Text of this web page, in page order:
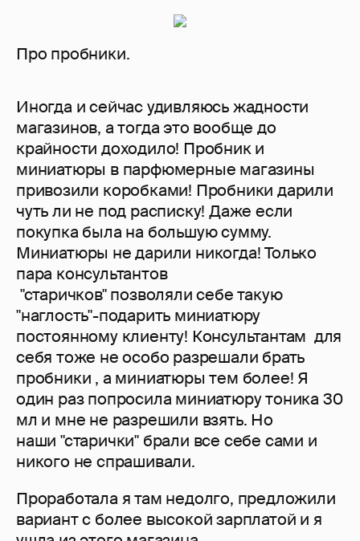
Про пробники.
Иногда и сейчас удивляюсь жадности
магазинов, а тогда это вообще до
крайности доходило! Пробник и
миниатюры в парфюмерные магазины
привозили коробками! Пробники дарили
чуть ли не под расписку! Даже если
покупка была на большую сумму.
Миниатюры не дарили никогда! Только
пара консультантов
"старичков" позволяли себе такую
"наглость"-подарить миниатюру
постоянному клиенту! Консультантам для
себя тоже не особо разрешали брать
пробники , а миниатюры тем более! Я
один раз попросила миниатюру тоника 30
мл и мне не разрешили взять. Но
наши "старички" брали все себе сами и
никого не спрашивали.
Проработала я там недолго, предложили
вариант с более высокой зарплатой и я